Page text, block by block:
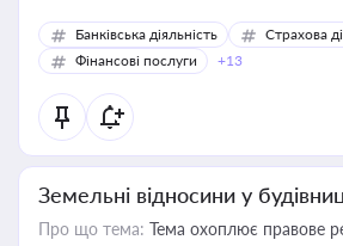
Банківська діяльність
Страхова
Фінансові послуги
+13
Земельні відносини у
Про що тема: Тема охоплює правове